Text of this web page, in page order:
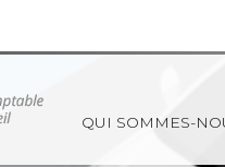
Principal
QUI SOMMES-